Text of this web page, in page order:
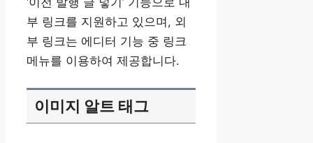
부 링크를 지원하고 있으며, 외
부 링크는 에디터 기능 중 링크
메뉴를 이용하여 제공합니다.
이미지 알트 태그